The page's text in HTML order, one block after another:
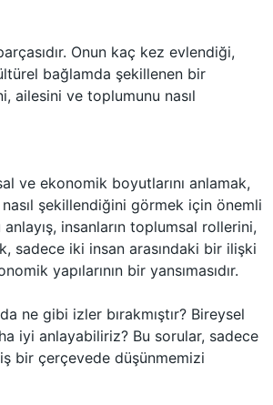
Onun kaç kez evlendiği,
bağlamda şekillenen bir
ailesini ve toplumunu nasıl
ve ekonomik boyutlarını anlamak,
şekillendiğini görmek için önemli
insanların toplumsal rollerini,
sadece iki insan arasındaki bir ilişki
yapılarının bir yansımasıdır.
ne gibi izler bırakmıştır? Bireysel
iyi anlayabiliriz? Bu sorular, sadece
bir çerçevede düşünmemizi